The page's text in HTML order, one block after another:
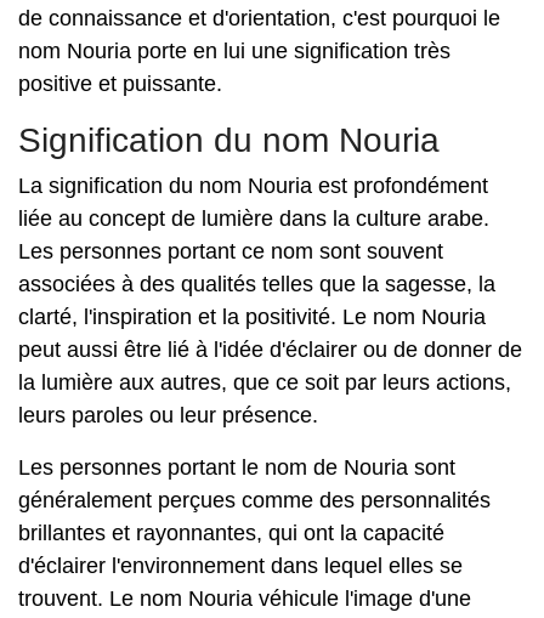
de connaissance et d'orientation, c'est pourquoi le
nom Nouria porte en lui une signification très
positive et puissante.
Signification du nom Nouria
La signification du nom Nouria est profondément
liée au concept de lumière dans la culture arabe.
Les personnes portant ce nom sont souvent
associées à des qualités telles que la sagesse, la
clarté, l'inspiration et la positivité. Le nom Nouria
peut aussi être lié à l'idée d'éclairer ou de donner de
la lumière aux autres, que ce soit par leurs actions,
leurs paroles ou leur présence.
Les personnes portant le nom de Nouria sont
généralement perçues comme des personnalités
brillantes et rayonnantes, qui ont la capacité
d'éclairer l'environnement dans lequel elles se
trouvent. Le nom Nouria véhicule l'image d'une